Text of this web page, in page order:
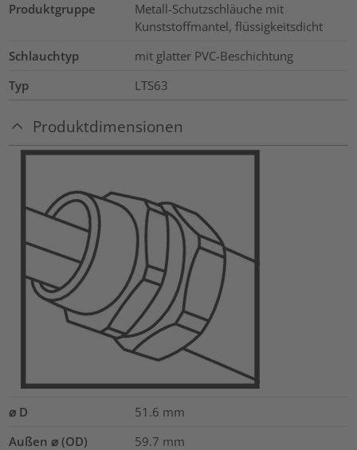
Produktgruppe
Metall-Schutzschläuche mit
Kunststoffmantel, flüssigkeitsdicht
Schlauchtyp
mit glatter PVC-Beschichtung
Typ
LTS63
Produktdimensionen
⌀ D 51.6 mm
Außen ⌀ (OD)
59.7 mm